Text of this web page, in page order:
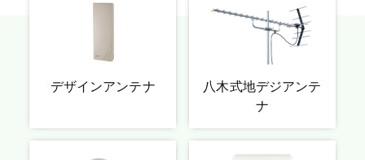
デザインアンテナ
八木式地デジアンテ
ナ